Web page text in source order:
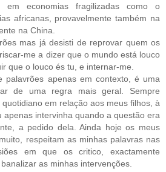
em economias fragilizadas como o
africanas, provavelmente também na
na China.
mas já desisti de reprovar quem os
me a dizer que o mundo está louco
que o louco és tu, e internar-me.
palavrões apenas em contexto, é uma
de uma regra mais geral. Sempre
em relação aos meus filhos, à
apenas intervinha quando a questão era
a pedido dela. Ainda hoje os meus
respeitam as minhas palavras nas
em que os critico, exactamente
as minhas intervenções.